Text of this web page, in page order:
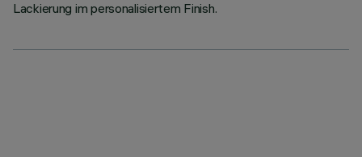
Lackierung im personalisiertem Finish.